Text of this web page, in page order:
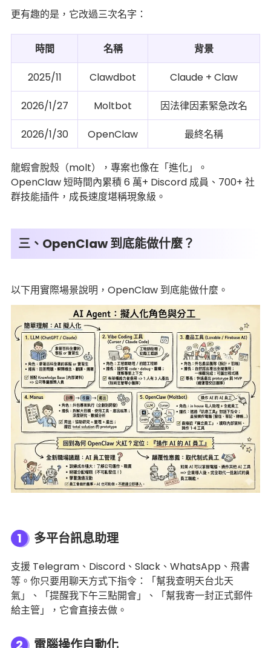
更有趣的是，它改過三次名字：
時間 名稱 背景
2025/11 Clawdbot Claude + Claw
2026/1/27 Moltbot 因法律因素緊急改名
2026/1/30 OpenClaw 最終名稱
龍蝦會脫殼（molt），專案也像在「進化」。
OpenClaw 短時間內累積 6 萬+ Discord 成員、700+ 社
群技能插件，成長速度堪稱現象級。
三、OpenClaw 到底能做什麼？
以下用實際場景說明，OpenClaw 到底能做什麼。
1 多平台訊息助理
支援 Telegram、Discord、Slack、WhatsApp、飛書
等。你只要用聊天方式下指令：「幫我查明天台北天
氣」、「提醒我下午三點開會」、「幫我寄一封正式郵件
給主管」，它會直接去做。